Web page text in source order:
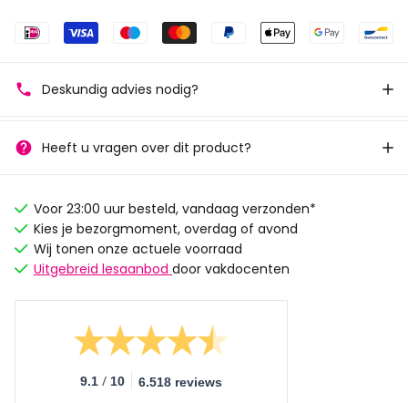
Deskundig advies nodig?
Heeft u vragen over dit product?
Voor 23:00 uur besteld, vandaag verzonden*
Kies je bezorgmoment, overdag of avond
Wij tonen onze actuele voorraad
Uitgebreid lesaanbod door vakdocenten
9.1 / 10 6.518 reviews